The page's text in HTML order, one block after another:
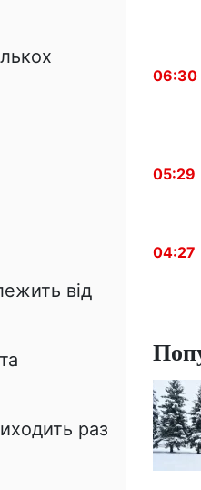
від
раз
06:30
05:29
04:27